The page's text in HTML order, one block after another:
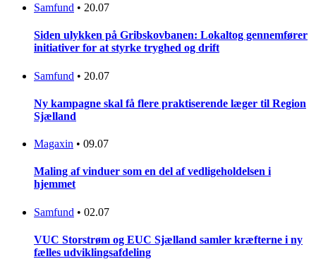
Samfund • 20.07
Siden ulykken på Gribskovbanen: Lokaltog gennemfører
initiativer for at styrke tryghed og drift
Samfund • 20.07
Ny kampagne skal få flere praktiserende læger til Region
Sjælland
Magaxin • 09.07
Maling af vinduer som en del af vedligeholdelsen i
hjemmet
Samfund • 02.07
VUC Storstrøm og EUC Sjælland samler kræfterne i ny
fælles udviklingsafdeling